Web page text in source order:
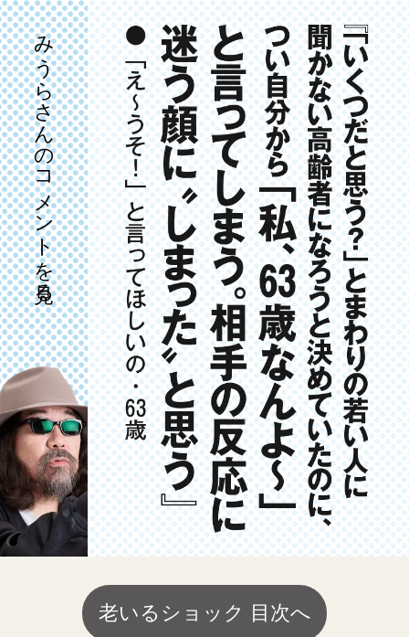
みうらさんのコメントを見る
老いるショック 目次へ